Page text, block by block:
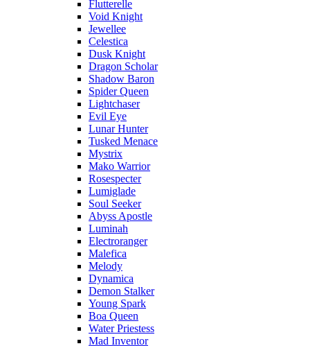
Flutterelle
Void Knight
Jewellee
Celestica
Dusk Knight
Dragon Scholar
Shadow Baron
Spider Queen
Lightchaser
Evil Eye
Lunar Hunter
Tusked Menace
Mystrix
Mako Warrior
Rosespecter
Lumiglade
Soul Seeker
Abyss Apostle
Luminah
Electroranger
Malefica
Melody
Dynamica
Demon Stalker
Young Spark
Boa Queen
Water Priestess
Mad Inventor